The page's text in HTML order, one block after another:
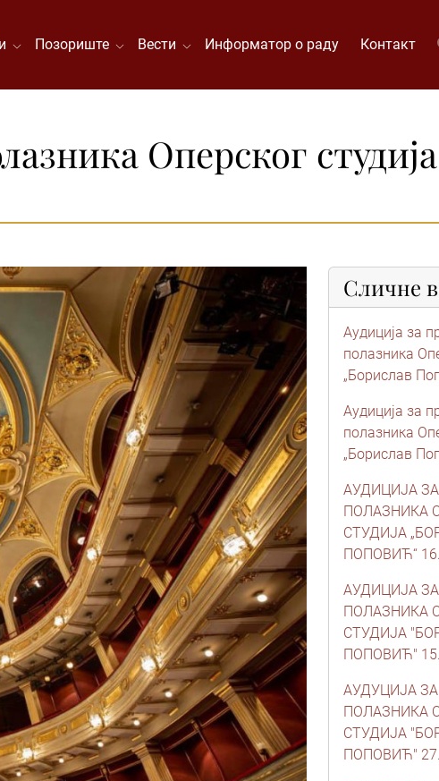
Позориште Вести Информатор о раду Контакт
Оперског студија
Сличне
Аудиција за
полазника
„Борислав
Аудиција за
полазника
„Борислав
АУДИЦИЈА
ПОЛАЗНИКА
СТУДИЈА
ПОПОВИЋ“
АУДИЦИЈА
ПОЛАЗНИКА
СТУДИЈА
ПОПОВИЋ"
АУДУЦИЈА
ПОЛАЗНИКА
СТУДИЈА
ПОПОВИЋ"